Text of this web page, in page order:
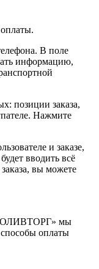
В поле
информацию,
позиции заказа,
Нажмите
и заказе,
вводить всё
вы можете
мы
оплаты